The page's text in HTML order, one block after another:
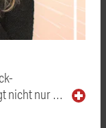
nicht nur …